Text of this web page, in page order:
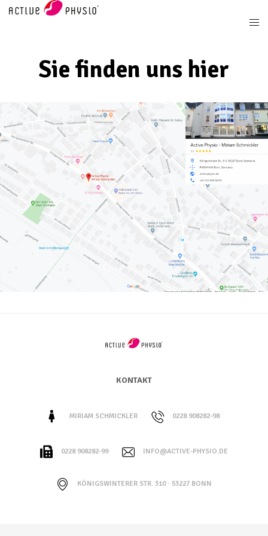
Sie finden uns hier
KONTAKT
MIRIAM SCHMICKLER 0228 908282-98
0228 908282-99 INFO@ACTIVE-PHYSIO.DE
KÖNIGSWINTERER STR. 310 · 53227 BONN